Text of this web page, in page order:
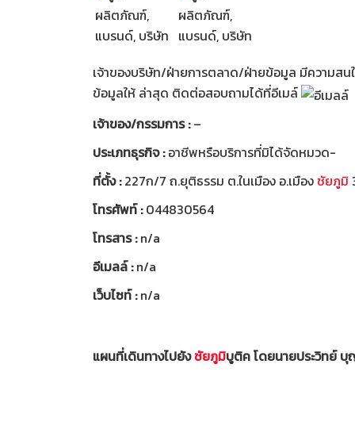
เจ้าของบริษัท/ฝ่ายการตลาด/ฝ่ายข้อมูล มีความส
ข้อมูลให้ ล่าสุด ติดต่อสอบถามได้ที่อีเมล์
เจ้าของ/กรรมการ :–
ประเภทธุรกิจ :อาชีพหรือบริการที่มิได้จัดหมวด-
ที่ตั้ง :227ก/7 ถ.ยุติธรรม ต.ในเมือง อ.เมืองชัยภูมิ
โทรศัพท์ :044830564
โทรสาร :n/a
อีเมลล์ :n/a
เว็บไซท์ :n/a
แผนที่เดินทางไปยังชัยภูมิบูติค โดยนายประวิทย์